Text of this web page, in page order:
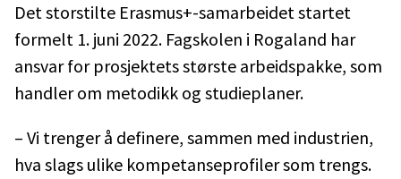
Det storstilte Erasmus+-samarbeidet startet
formelt 1. juni 2022. Fagskolen i Rogaland har
ansvar for prosjektets største arbeidspakke, som
handler om metodikk og studieplaner.
– Vi trenger å definere, sammen med industrien,
hva slags ulike kompetanseprofiler som trengs.